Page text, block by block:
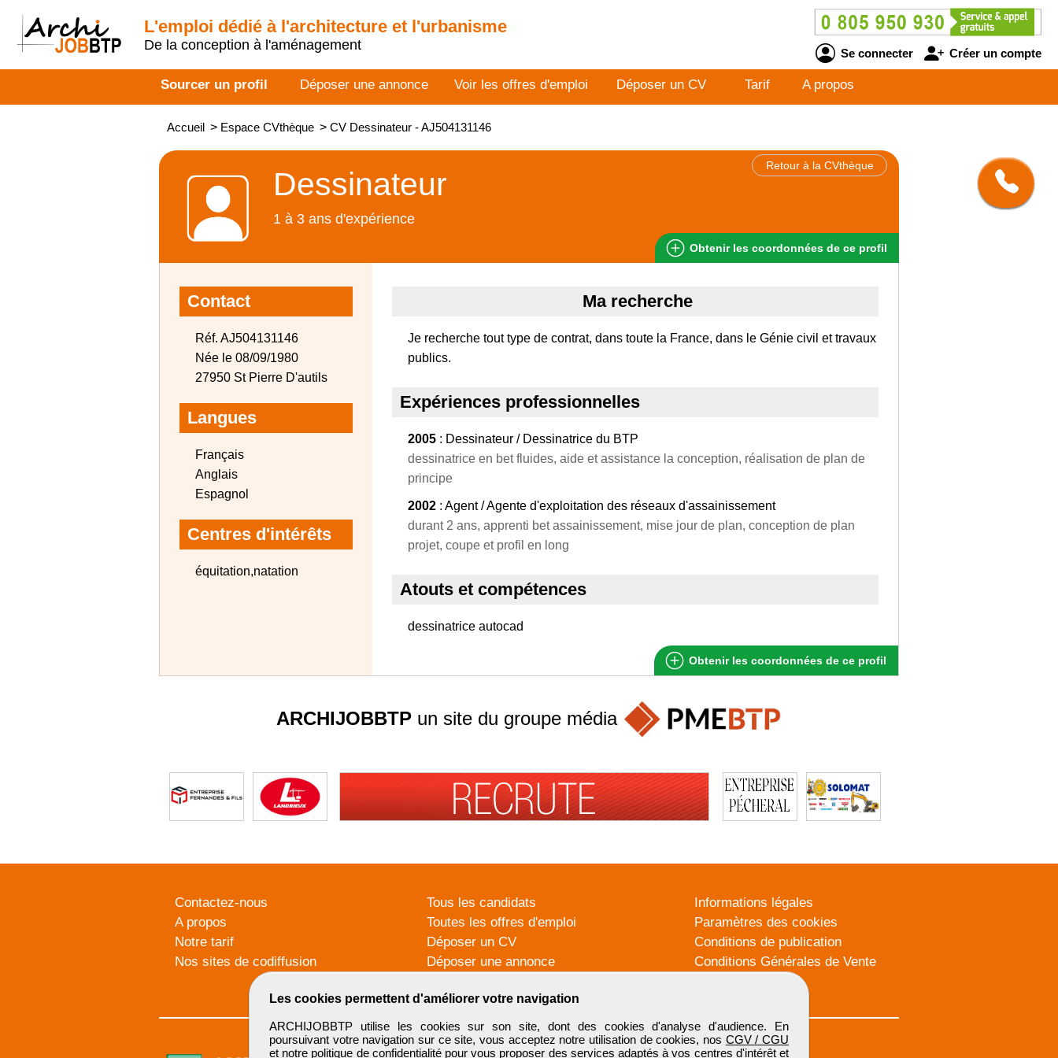
L'emploi dédié à l'architecture et l'urbanisme
De la conception à l'aménagement
Se connecter Créer un compte
Sourcer un profil Déposer une annonce Voir les offres d'emploi Déposer un CV Tarif A propos
Accueil > Espace CVthèque > CV Dessinateur - AJ504131146
Retour à la CVthèque
Dessinateur
1 à 3 ans d'expérience
Obtenir les coordonnées de ce profil
Contact
Réf. AJ504131146
Née le 08/09/1980
27950 St Pierre D'autils
Langues
Français
Anglais
Espagnol
Centres d'intérêts
équitation,natation
Ma recherche
Je recherche tout type de contrat, dans toute la France, dans le Génie civil et travaux
publics.
Expériences professionnelles
2005 : Dessinateur / Dessinatrice du BTP
dessinatrice en bet fluides, aide et assistance la conception, réalisation de plan de
principe
2002 : Agent / Agente d'exploitation des réseaux d'assainissement
durant 2 ans, apprenti bet assainissement, mise jour de plan, conception de plan
projet, coupe et profil en long
Atouts et compétences
dessinatrice autocad
Obtenir les coordonnées de ce profil
Les cookies permettent d'améliorer votre navigation
ARCHIJOBBTP utilise les cookies sur son site, dont des cookies d'analyse d'audience. En
poursuivant votre navigation sur ce site, vous acceptez notre utilisation de cookies, nos CGV / CGU
et notre politique de confidentialitépour vous proposer des services adaptés à vos centres d'intérêt et
ARCHIJOBBTPun site du groupe média
Contactez-nous
A propos
Notre tarif
Nos sites de codiffusion
Tous les candidats
Toutes les offres d'emploi
Déposer un CV
Déposer une annonce
Informations légales
Paramètres des cookies
Conditions de publication
Conditions Générales de Vente